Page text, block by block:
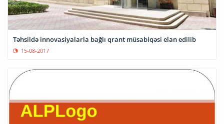
Təhsildə innovasiyalarla bağlı qrant müsabiqəsi elan edilib
15-08-2017